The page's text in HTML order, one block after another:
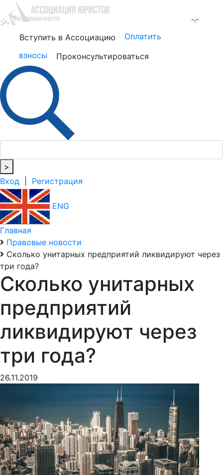
Вступить в Ассоциацию
Оплатить
взносы
Проконсультироваться
>
Вход
Регистрация
ENG
Главная
Правовые новости
Сколько унитарных предприятий ликвидируют через
три года?
Сколько унитарных
предприятий
ликвидируют через
три года?
26.11.2019